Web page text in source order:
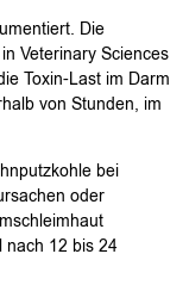
Die
in Veterinary Sciences
Toxin-Last im Darm
von Stunden, im
bei
oder
nach 12 bis 24